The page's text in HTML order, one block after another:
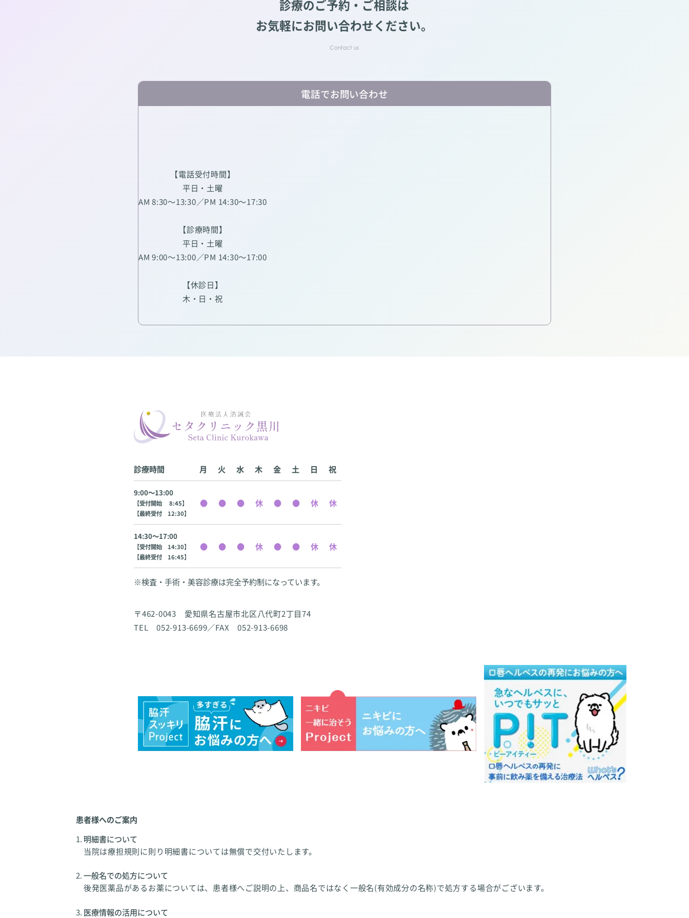
診療のご予約・ご相談は
お気軽にお問い合わせください。
電話でお問い合わせ
【電話受付時間】
平日・土曜
AM 8:30～13:30／PM 14:30～17:30
【診療時間】
平日・土曜
AM 9:00～13:00／PM 14:30～17:00
【休診日】
木・日・祝
診療時間 月 火 水 木 金 土 日 祝
9:00〜13:00
【受付開始 8:45】
【最終受付 12:30】
14:30〜17:00
【受付開始 14:30】
【最終受付 16:45】
※検査・手術・美容診療は完全予約制になっています。
〒462-0043 愛知県名古屋市北区八代町2丁目74
TEL 052-913-6699／FAX 052-913-6698
患者様へのご案内
明細書について
当院は療担規則に則り明細書については無償で交付いたします。
一般名での処方について
後発医薬品があるお薬については、患者様へご説明の上、商品名ではなく一般名(有効成分の名称)で処方する場合がございます。
医療情報の活用について